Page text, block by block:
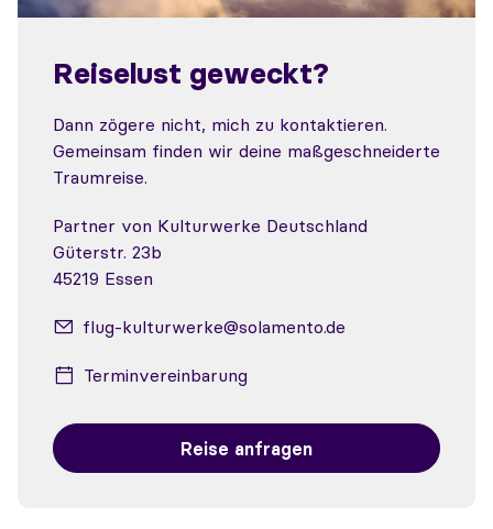
Reiselust geweckt?
Dann zögere nicht, mich zu kontaktieren.
Gemeinsam finden wir deine maßgeschneiderte
Traumreise.
Partner von Kulturwerke Deutschland
Güterstr. 23b
45219 Essen
flug-kulturwerke@solamento.de
Terminvereinbarung
Reise anfragen